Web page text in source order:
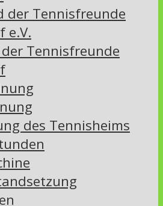
der Tennisfreunde
e.V.
Tennisfreunde
des Tennisheims